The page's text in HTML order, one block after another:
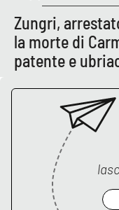
Zungri,
la morte di
patente e